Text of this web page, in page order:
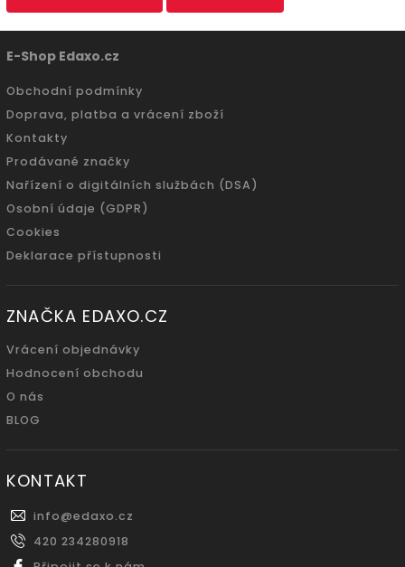
E-Shop Edaxo.cz
Obchodní podmínky
Doprava, platba a vrácení zboží
Kontakty
Prodávané značky
Nařízení o digitálních službách (DSA)
Osobní údaje (GDPR)
Cookies
Deklarace přístupnosti
ZNAČKA EDAXO.CZ
Vrácení objednávky
Hodnocení obchodu
O nás
BLOG
KONTAKT
info@edaxo.cz
420 234280918